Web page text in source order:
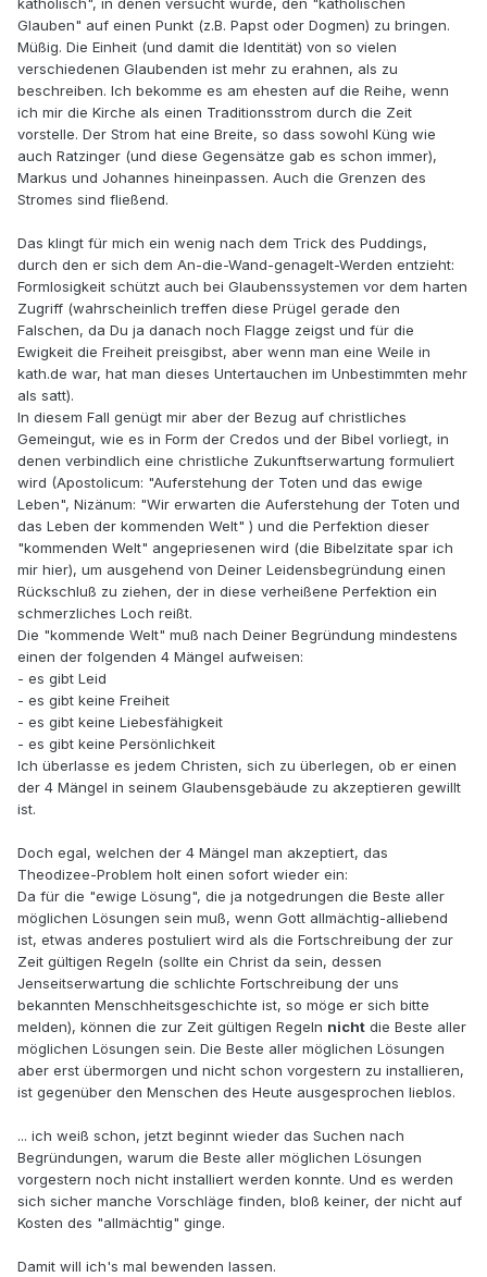
katholisch", in denen versucht wurde, den "katholischen
Glauben" auf einen Punkt (z.B. Papst oder Dogmen) zu bringen.
Müßig. Die Einheit (und damit die Identität) von so vielen
verschiedenen Glaubenden ist mehr zu erahnen, als zu
beschreiben. Ich bekomme es am ehesten auf die Reihe, wenn
ich mir die Kirche als einen Traditionsstrom durch die Zeit
vorstelle. Der Strom hat eine Breite, so dass sowohl Küng wie
auch Ratzinger (und diese Gegensätze gab es schon immer),
Markus und Johannes hineinpassen. Auch die Grenzen des
Stromes sind fließend.
Das klingt für mich ein wenig nach dem Trick des Puddings,
durch den er sich dem An-die-Wand-genagelt-Werden entzieht:
Formlosigkeit schützt auch bei Glaubenssystemen vor dem harten
Zugriff (wahrscheinlich treffen diese Prügel gerade den
Falschen, da Du ja danach noch Flagge zeigst und für die
Ewigkeit die Freiheit preisgibst, aber wenn man eine Weile in
kath.de war, hat man dieses Untertauchen im Unbestimmten mehr
als satt).
In diesem Fall genügt mir aber der Bezug auf christliches
Gemeingut, wie es in Form der Credos und der Bibel vorliegt, in
denen verbindlich eine christliche Zukunftserwartung formuliert
wird (Apostolicum: "Auferstehung der Toten und das ewige
Leben", Nizänum: "Wir erwarten die Auferstehung der Toten und
das Leben der kommenden Welt" ) und die Perfektion dieser
"kommenden Welt" angepriesenen wird (die Bibelzitate spar ich
mir hier), um ausgehend von Deiner Leidensbegründung einen
Rückschluß zu ziehen, der in diese verheißene Perfektion ein
schmerzliches Loch reißt.
Die "kommende Welt" muß nach Deiner Begründung mindestens
einen der folgenden 4 Mängel aufweisen:
- es gibt Leid
- es gibt keine Freiheit
- es gibt keine Liebesfähigkeit
- es gibt keine Persönlichkeit
Ich überlasse es jedem Christen, sich zu überlegen, ob er einen
der 4 Mängel in seinem Glaubensgebäude zu akzeptieren gewillt
ist.
Doch egal, welchen der 4 Mängel man akzeptiert, das
Theodizee-Problem holt einen sofort wieder ein:
Da für die "ewige Lösung", die ja notgedrungen die Beste aller
möglichen Lösungen sein muß, wenn Gott allmächtig-alliebend
ist, etwas anderes postuliert wird als die Fortschreibung der zur
Zeit gültigen Regeln (sollte ein Christ da sein, dessen
Jenseitserwartung die schlichte Fortschreibung der uns
bekannten Menschheitsgeschichte ist, so möge er sich bitte
melden), können die zur Zeit gültigen Regeln nicht die Beste aller
möglichen Lösungen sein. Die Beste aller möglichen Lösungen
aber erst übermorgen und nicht schon vorgestern zu installieren,
ist gegenüber den Menschen des Heute ausgesprochen lieblos.
... ich weiß schon, jetzt beginnt wieder das Suchen nach
Begründungen, warum die Beste aller möglichen Lösungen
vorgestern noch nicht installiert werden konnte. Und es werden
sich sicher manche Vorschläge finden, bloß keiner, der nicht auf
Kosten des "allmächtig" ginge.
Damit will ich's mal bewenden lassen.